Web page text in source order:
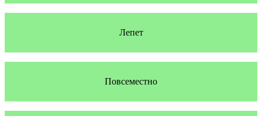
Лепет
Повсеместно